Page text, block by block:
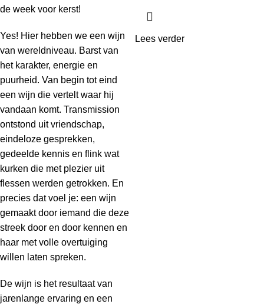
de week voor kerst!
Yes! H ier hebben we een wijn
van wereldniveau. Barst van
het karakter, energie en
puurheid. Van begin tot eind
een wijn die vertelt waar hij
vandaan komt. Transmission
ontstond uit vriendschap,
eindeloze gesprekken,
gedeelde kennis en flink wat
kurken die met plezier uit
flessen werden getrokken. En
precies dat voel je: een wijn
gemaakt door iemand die deze
streek door en door kennen en
haar met volle overtuiging
willen laten spreken.
De wijn is het resultaat van
jarenlange ervaring en een
Lees verder